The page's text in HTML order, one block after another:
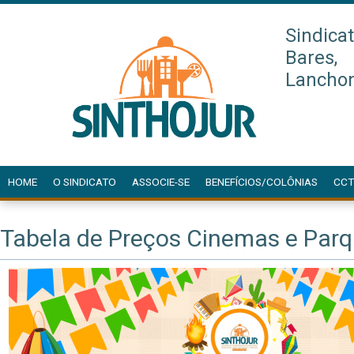
Bares,
HOME O SINDICATO ASSOCIE-SE BENEFÍCIOS/COLÔNIAS
Tabela de Preços Cinemas e